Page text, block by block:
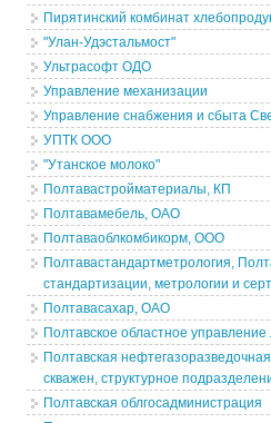
Пирятинский комбинат
"Улан-Удэстальмост"
Ультрасофт ОДО
Управление механизации
Управление снабжения и сбыта
УПТК ООО
"Утанское молоко"
Полтавастройматериалы, КП
Полтавамебель, ОАО
Полтаваоблкомбикорм, ООО
Полтавастандартметрология,
стандартизации, метрологии и
Полтавасахар, ОАО
Полтавское областное управление
Полтавская
скважен, структурное
Полтавская облгосадминистрация